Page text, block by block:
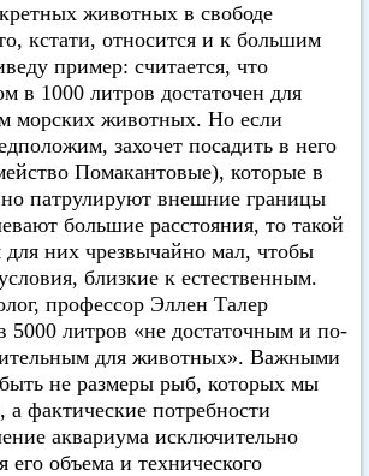
животных в свободе
кстати, относится и к большим
пример: считается, что
в 1000 литров достаточен для
морских животных. Но если
захочет посадить в него
Помакантовые), которые в
патрулируют внешние границы
большие расстояния, то такой
для них чрезвычайно мал, чтобы
близкие к естественным.
профессор Эллен Талер
5000 литров «не достаточным и по-
для животных». Важными
не размеры рыб, которых мы
а фактические потребности
аквариума исключительно
объема и технического